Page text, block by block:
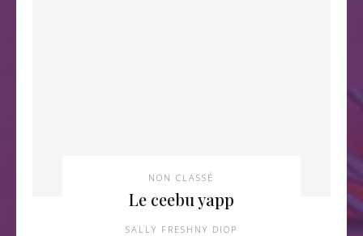
NON CLASSÉ
Le ceebu yapp
SALLY FRESHNY DIOP